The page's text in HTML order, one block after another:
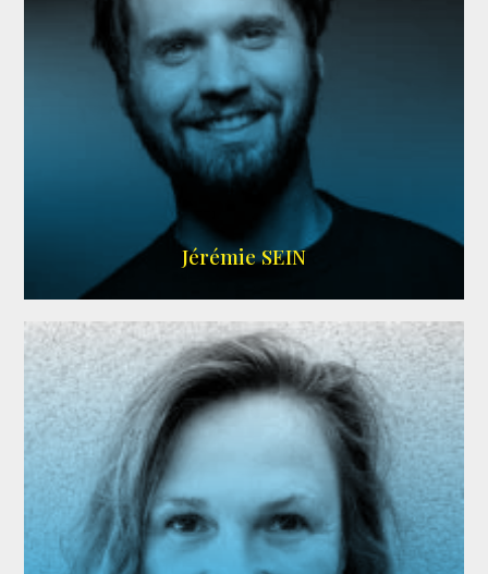
MEMBRE ARDA
Jérémie SEIN